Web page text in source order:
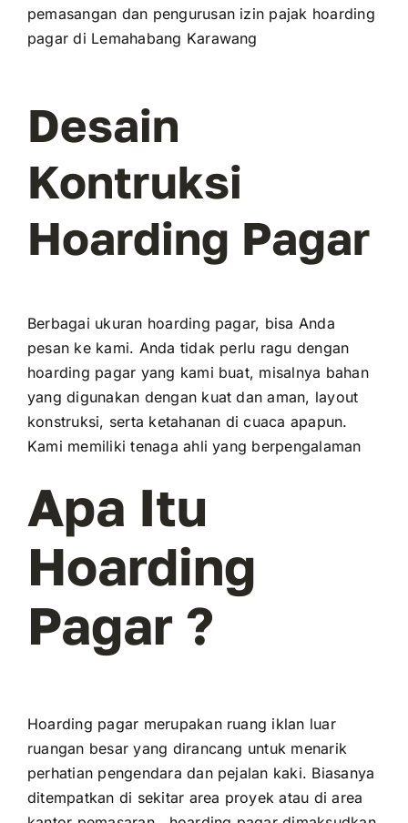
pemasangan dan pengurusan izin pajak hoarding
pagar di Lemahabang Karawang
Desain
Kontruksi
Hoarding Pagar
Berbagai ukuran hoarding pagar, bisa Anda
pesan ke kami. Anda tidak perlu ragu dengan
hoarding pagar yang kami buat, misalnya bahan
yang digunakan dengan kuat dan aman, layout
konstruksi, serta ketahanan di cuaca apapun.
Kami memiliki tenaga ahli yang berpengalaman
Apa Itu
Hoarding
Pagar ?
Hoarding pagar merupakan ruang iklan luar
ruangan besar yang dirancang untuk menarik
perhatian pengendara dan pejalan kaki. Biasanya
ditempatkan di sekitar area proyek atau di area